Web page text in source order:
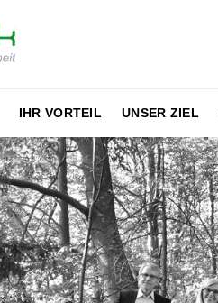
IHR VORTEIL UNSER ZIEL